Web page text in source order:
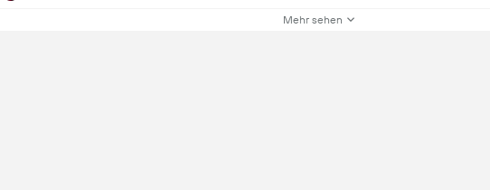
Mehr sehen